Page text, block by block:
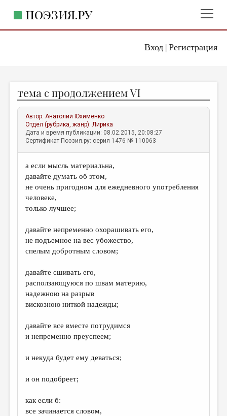
Вход| Регистрация
ПОЭЗИЯ.РУ
ЖАНРЫ
АВТОРЫ
КОММЕНТАРИИ
ЛИТСАЛОН
НОВОСТИ
ПРАВИЛА САЙТА
ОТДЕЛЫ И РУБРИКИ
ИЗБРАННОЕ
ДАЙДЖЕСТ
ПЕРЕВОДЫ
КОНКУРСЫ
КНИЖНАЯ ПОЛКА
ОБЪЯВЛЕНИЯ
тема с продолжением VI
Автор:Анатолий Юхименко
Отдел (рубрика, жанр):Лирика
Дата и время публикации: 08.02.2015, 20:08:27
Сертификат Поэзия.ру: серия 1476 № 110063
а если мысль материальна,
давайте думать об этом,
не очень пригодном для ежедневного употребления
человеке,
только лучшее;
давайте непременно охорашивать его,
не подъемное на вес убожество,
спелым добротным словом;
давайте сшивать его,
расползающуюся по швам материю,
надежною на разрыв
вискозною ниткой надежды;
давайте все вместе потрудимся
и непременно преуспеем;
и некуда будет ему деваться;
и он подобреет;
как если б:
все зачинается словом,